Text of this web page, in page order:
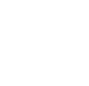
La
naturaleza y
Según sus
en una